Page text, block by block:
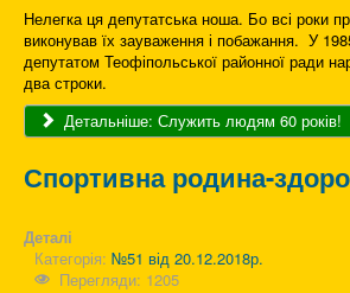
Нелегка ця депутатська ноша. Бо всі роки
виконував їх зауваження і побажання. У
депутатом Теофіпольської районної ради
два строки.
Детальніше: Служить людям 60 років!
Спортивна родина-
Деталі
Категорія: №51 від 20.12.2018р.
Перегляди: 1205